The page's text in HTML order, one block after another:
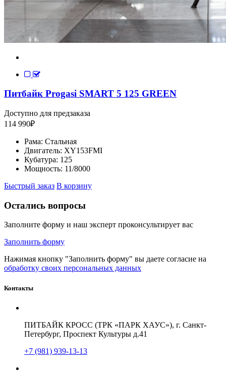
Питбайк Progasi SMART 5 125 GREEN
Доступно для предзаказа
114 990₽
Рама: Стальная
Двигатель: XY153FMI
Кубатура: 125
Мощность: 11/8000
Быстрый заказ В корзину
Остались вопросы
Заполните форму и наш эксперт проконсультирует вас
Заполнить форму
Нажимая кнопку "Заполнить форму" вы даете согласие на
обработку своих персональных данных
Контакты
ПИТБАЙК КРОСС (ТРК «ПАРК ХАУС»), г. Санкт-
Петербург, Проспект Культуры д.41
+7 (981) 939-13-13